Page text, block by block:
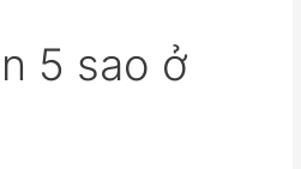
5 sao ở